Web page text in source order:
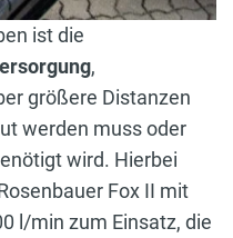
ist die
,
größere Distanzen
werden muss oder
wird. Hierbei
Fox II mit
l/min zum Einsatz, die